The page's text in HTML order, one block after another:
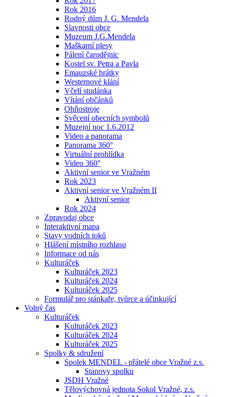
Rok 2016
Rodný dům J. G. Mendela
Slavnosti obce
Muzeum J.G.Mendela
Maškarní plesy
Pálení čarodějnic
Kostel sv. Petra a Pavla
Emauzské hrátky
Westernové klání
Včelí studánka
Vítání občánků
Ohňostroje
Svěcení obecních symbolů
Muzejní noc 1.6.2012
Video a panorama
Panorama 360°
Virtuální prohlídka
Video 360°
Aktivní senior ve Vražném
Rok 2023
Aktivní senior ve Vražném II
Aktivní senior
Rok 2024
Zpravodaj obce
Interaktivní mapa
Stavy vodních toků
Hlášení místního rozhlasu
Informace od nás
Kulturáček
Kulturáček 2023
Kulturáček 2024
Kulturáček 2025
Formulář pro stánkaře, tvůrce a účinkující
Volný čas
Kulturáček
Kulturáček 2023
Kulturáček 2024
Kulturáček 2025
Spolky & sdružení
Spolek MENDEL - přátelé obce Vražné z.s.
Stanovy spolku
JSDH Vražné
Tělovýchovná jednota Sokol Vražné, z.s.